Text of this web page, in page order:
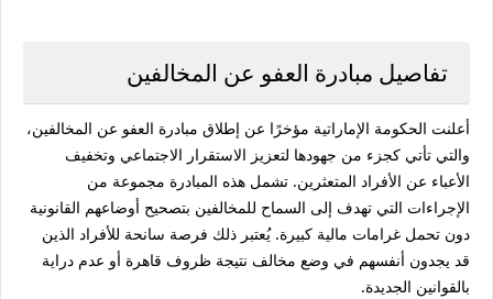
تفاصيل مبادرة العفو عن المخالفين
أعلنت الحكومة الإماراتية مؤخرًا عن إطلاق مبادرة العفو عن المخالفين،
والتي تأتي كجزء من جهودها لتعزيز الاستقرار الاجتماعي وتخفيف
الأعباء عن الأفراد المتعثرين. تشمل هذه المبادرة مجموعة من
الإجراءات التي تهدف إلى السماح للمخالفين بتصحيح أوضاعهم القانونية
دون تحمل غرامات مالية كبيرة. يُعتبر ذلك فرصة سانحة للأفراد الذين
قد يجدون أنفسهم في وضع مخالف نتيجة ظروف قاهرة أو عدم دراية
بالقوانين الجديدة.